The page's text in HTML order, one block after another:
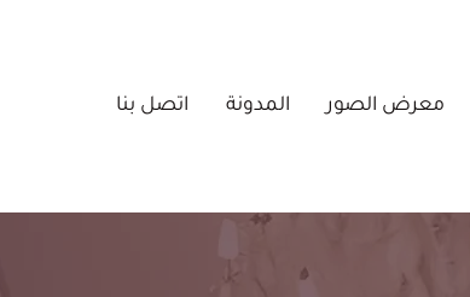
معرض الصور المدونة اتصل بنا